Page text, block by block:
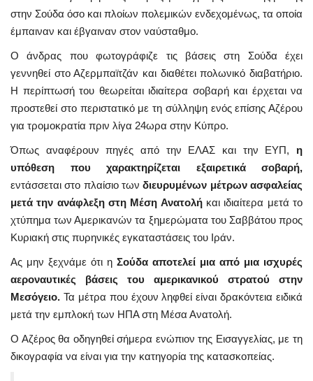
στην Σούδα όσο και πλοίων πολεμικών ενδεχομένως, τα οποία
έμπαιναν και έβγαιναν στον ναύσταθμο.
Ο άνδρας που φωτογράφιζε τις βάσεις στη Σούδα έχει
γεννηθεί στο Αζερμπαϊτζάν και διαθέτει πολωνικό διαβατήριο.
Η περίπτωσή του θεωρείται ιδιαίτερα σοβαρή και έρχεται να
προστεθεί στο περιστατικό με τη σύλληψη ενός επίσης Αζέρου
για τρομοκρατία πριν λίγα 24ωρα στην Κύπρο.
Όπως αναφέρουν πηγές από την ΕΛΑΣ και την ΕΥΠ, η
υπόθεση που χαρακτηρίζεται εξαιρετικά σοβαρή,
εντάσσεται στο πλαίσιο των διευρυμένων μέτρων ασφαλείας
μετά την ανάφλεξη στη Μέση Ανατολήκαι ιδιαίτερα μετά το
χτύπημα των Αμερικανών τα ξημερώματα του Σαββάτου προς
Κυριακή στις πυρηνικές εγκαταστάσεις του Ιράν.
Ας μην ξεχνάμε ότι η Σούδα αποτελεί μια από μια ισχυρές
αεροναυτικές βάσεις του αμερικανικού στρατού στην
Μεσόγειο. Τα μέτρα που έχουν ληφθεί είναι δρακόντεια ειδικά
μετά την εμπλοκή των ΗΠΑ στη Μέσα Ανατολή.
Ο Αζέρος θα οδηγηθεί σήμερα ενώπιον της Εισαγγελίας, με τη
δικογραφία να είναι για την κατηγορία της κατασκοπείας.